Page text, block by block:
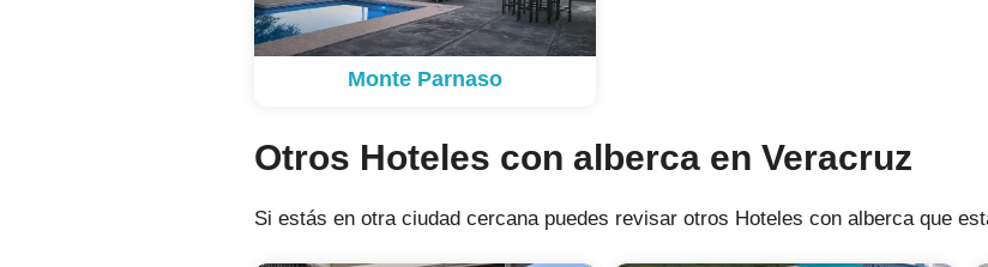
Monte Parnaso
Otros Hoteles con alberca en Veracruz
Si estás en otra ciudad cercana puedes revisar otros Hoteles con alberca que